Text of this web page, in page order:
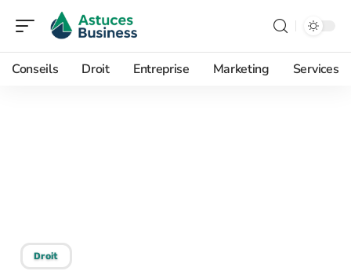
Conseils Droit Entreprise Marketing Services
Droit